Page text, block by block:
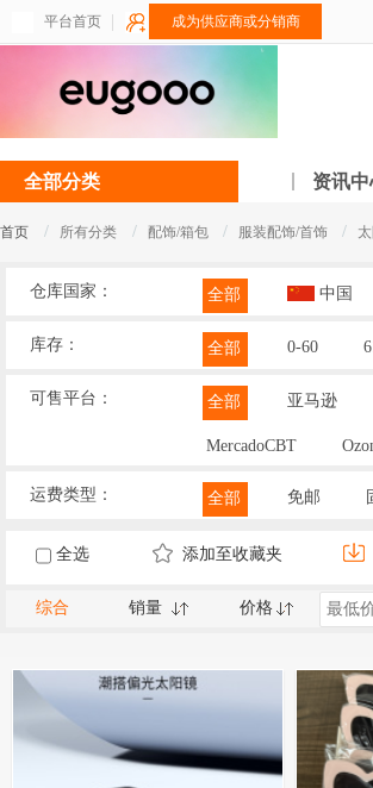
平台首页 成为供应商或分销商
全部分类 资讯
首页 / 所有分类 / 配饰/箱包 / 服装配饰/首饰 /
仓库国家： 全部 中国
库存： 全部 0-60
可售平台： 全部 亚马逊
MercadoCBT
运费类型： 全部 免邮
全选 添加至收藏夹
综合 销量 价格